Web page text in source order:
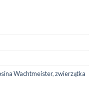
Wachtmeister,zwierzątka